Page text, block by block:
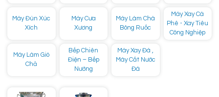
Máy Đùn Xúc
Xích
Máy Cưa
Xương
Máy Làm Chà
Bông Ruốc
Máy Xay Cà
Phê - Xay Tiêu
Công Nghiệp
Máy Làm Giò
Chả
Bếp Chiên
Điện – Bếp
Nướng
Máy Xay Đá ,
Máy Cắt Nước
Đá